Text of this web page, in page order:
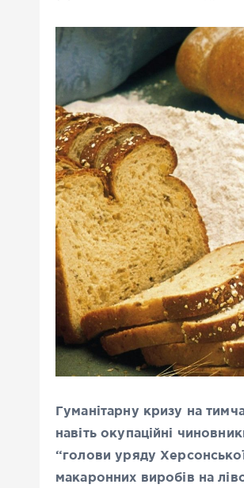
Гуманітарну кризу на
навіть окупаційні
“голови уряду
макаронних виробів на